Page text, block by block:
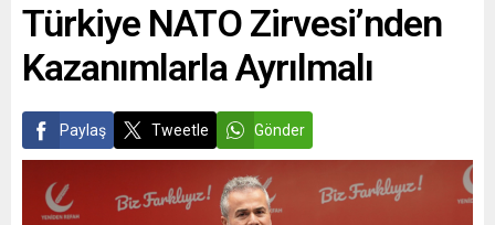
Türkiye NATO Zirvesi’nden
Kazanımlarla Ayrılmalı
Paylaş Tweetle Gönder